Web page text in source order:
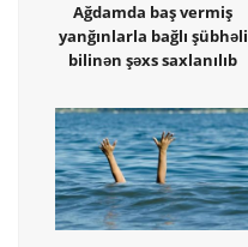
Ağdamda baş vermiş
yanğınlarla bağlı şübhəli
bilinən şəxs saxlanılıb